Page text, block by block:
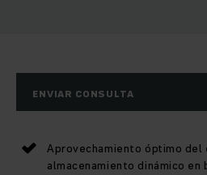
ENVIAR CONSULTA
Aprovechamiento óptimo del
almacenamiento dinámico en